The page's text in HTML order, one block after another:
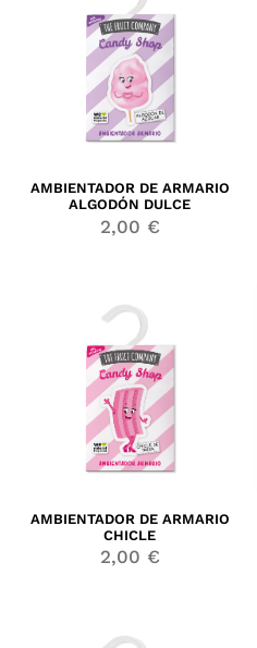
AMBIENTADOR DE ARMARIO
ALGODÓN DULCE
2,00 €
AMBIENTADOR DE ARMARIO
CHICLE
2,00 €